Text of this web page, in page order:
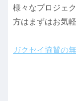
様々なプロジェ
方はまずはお気
ガクセイ協賛の